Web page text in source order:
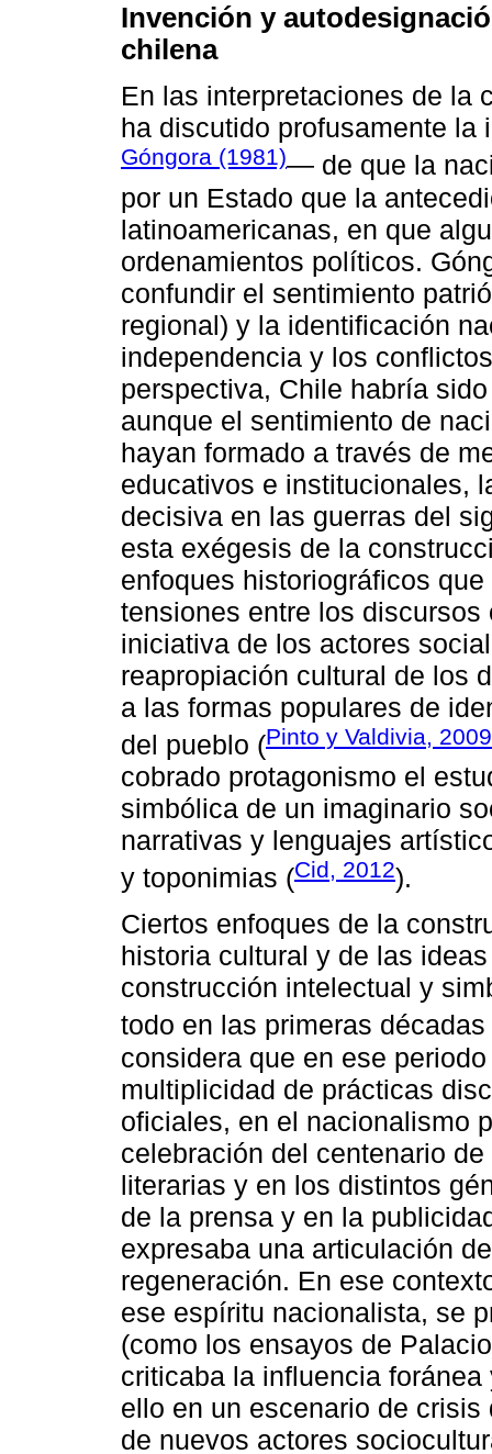
Invención y
chilena
En las interpretaciones de la
ha discutido profusamente
Góngora (1981)― de que la
por un Estado que la
latinoamericanas, en que
ordenamientos políticos.
confundir el sentimiento
regional) y la identificación
independencia y los
perspectiva, Chile habría
aunque el sentimiento de
hayan formado a través de
educativos e institucionales,
decisiva en las guerras del
esta exégesis de la
enfoques historiográficos
tensiones entre los
iniciativa de los actores
reapropiación cultural de los
a las formas populares de
del pueblo (Pinto y Valdivia, 2009
cobrado protagonismo el
simbólica de un imaginario
narrativas y lenguajes
y toponimias (Cid, 2012).
Ciertos enfoques de la
historia cultural y de las
construcción intelectual y
todo en las primeras
considera que en ese
multiplicidad de prácticas
oficiales, en el nacionalismo
celebración del centenario
literarias y en los distintos
de la prensa y en la
expresaba una articulación
regeneración. En ese
ese espíritu nacionalista, se
(como los ensayos de
criticaba la influencia
ello en un escenario de
de nuevos actores